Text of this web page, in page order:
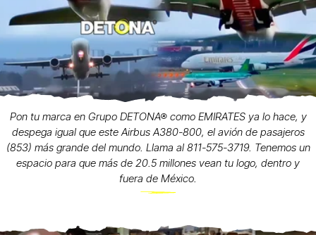
Pon tu marca en Grupo DETONA® como EMIRATES ya lo hace, y
despega igual que este Airbus A380-800, el avión de pasajeros
(853) más grande del mundo. Llama al 811-575-3719. Tenemos un
espacio para que más de 20.5 millones vean tu logo, dentro y
fuera de México.